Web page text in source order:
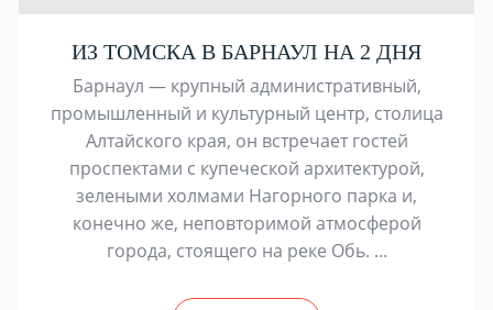
ИЗ ТОМСКА В БАРНАУЛ НА 2 ДНЯ
Барнаул — крупный административный,
промышленный и культурный центр, столица
Алтайского края, он встречает гостей
проспектами с купеческой архитектурой,
зелеными холмами Нагорного парка и,
конечно же, неповторимой атмосферой
города, стоящего на реке Обь. ...